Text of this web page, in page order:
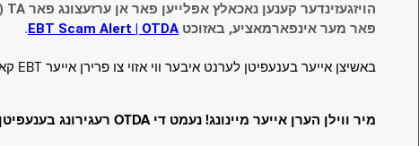
הויזגעזינדער קענען נאכאלץ אפּלייען פאר אן ערזעצונג פאר TA (קעש) בענעפיטן וועלכע זענען געגנב;ט געווארן.
פאר מער אינפארמאציע, באזוכטEBT Scam Alert | OTDA
.
באשיצן אייער בענעפיטן לערנט איבער ווי אזוי צו פרירן אייער EBT קארטל ווען עס איז נישט אין באנוץ. באזוכט
מיר ווילן הערן אייער מיינונג! נעמט די OTDA רעגירונג בענעפיטן סורוועי!